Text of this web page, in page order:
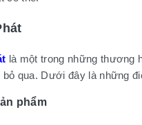
là một trong những thương
bỏ qua. Dưới đây là những
phẩm